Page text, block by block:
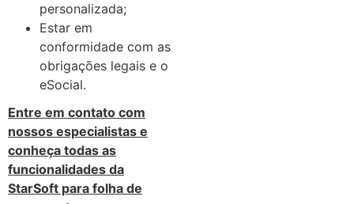
personalizada;
Estar em
conformidade com as
obrigações legais e o
eSocial.
Entre em contato com
nossos especialistas e
conheça todas as
funcionalidades da
StarSoft para folha de